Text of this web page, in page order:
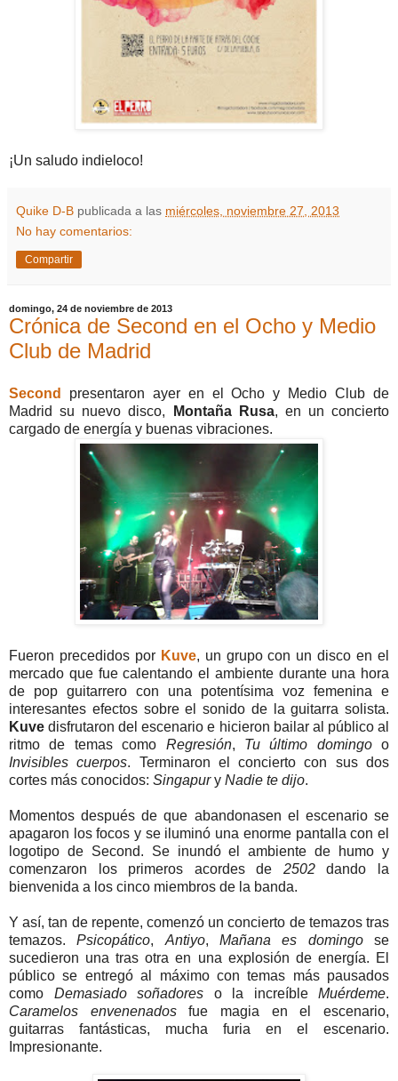
¡Un saludo indieloco!
Quike D-B publicada a las miércoles, noviembre 27, 2013
No hay comentarios:
Compartir
domingo, 24 de noviembre de 2013
Crónica de Second en el Ocho y Medio
Club de Madrid
Second
presentaron ayer en el Ocho y Medio Club de
Madrid su nuevo disco,
Montaña Rusa, en un concierto
cargado de energía y buenas vibraciones.
Fueron precedidos por Kuve, un grupo con un disco en el
mercado que fue calentando el ambiente durante una hora
de pop guitarrero con una potentísima voz femenina e
interesantes efectos sobre el sonido de la guitarra solista.
Kuvedisfrutaron del escenario e hicieron bailar al público al
ritmo de temas como Regresión, Tu último domingo o
Invisibles cuerpos. Terminaron el concierto con sus dos
cortes más conocidos: Singapury Nadie te dijo.
Momentos después de que abandonasen el escenario se
apagaron los focos y se iluminó una enorme pantalla con el
logotipo de Second. Se inundó el ambiente de humo y
comenzaron los primeros acordes de 2502dando la
bienvenida a los cinco miembros de la banda.
Y así, tan de repente, comenzó un concierto de temazos tras
temazos.Psicopático, Antiyo,Mañana es domingose
sucedieron una tras otra en una explosión de energía. El
público se entregó al máximo con temas más pausados
como Demasiado soñadores o la increíble Muérdeme.
Caramelos envenenadosfue magia en el escenario,
guitarras fantásticas, mucha furia en el escenario.
Impresionante.